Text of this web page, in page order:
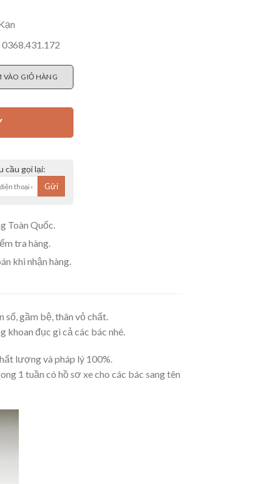
0368.431.172
số lượng
VÀO GIỎ HÀNG
cầu gọi lại:
Toàn Quốc.
tra hàng.
khi nhận hàng.
gầm bệ, thân vỏ chất.
khoan đục gì cả các bác nhé.
lượng và pháp lý 100%.
1 tuần có hồ sơ xe cho các bác sang tên